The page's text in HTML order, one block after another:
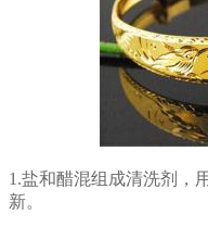
1.盐和醋混组成清洗剂，
新。